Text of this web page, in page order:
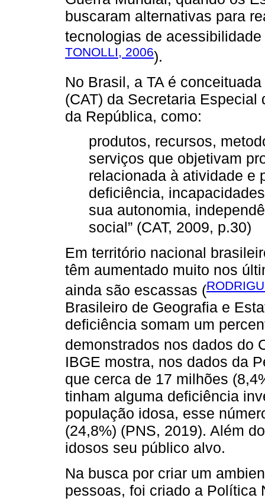
buscaram alternativas para
tecnologias de
TONOLLI, 2006).
No Brasil, a TA é
(CAT) da Secretaria
da República, como:
produtos, recursos,
serviços que objetivam
relacionada à atividade e
deficiência,
sua autonomia,
social” (CAT, 2009, p.30)
Em território nacional
têm aumentado muito nos
ainda são escassas (
Brasileiro de Geografia e
deficiência somam um
demonstrados nos dados do
IBGE mostra, nos dados da
que cerca de 17 milhões
tinham alguma deficiência
população idosa, esse
(24,8%) (PNS, 2019). Além
idosos seu público alvo.
Na busca por criar um
pessoas, foi criado a Política